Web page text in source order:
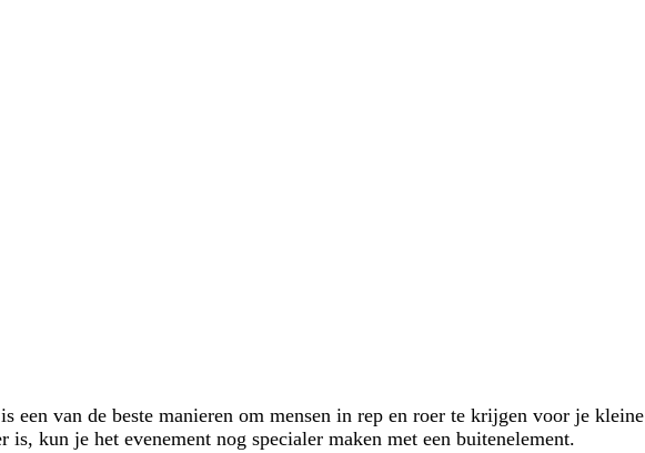
een van de beste manieren om mensen in rep en roer te krijgen voor je kleine
kun je het evenement nog specialer maken met een buitenelement.